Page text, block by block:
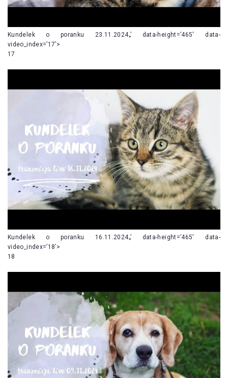
Kundelek o poranku 23.11.2024„’ data-height=’465′ data-
video_index=’17’>
17
Kundelek o poranku 16.11.2024„’ data-height=’465′ data-
video_index=’18’>
18